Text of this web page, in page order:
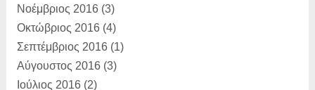
Νοέμβριος 2016(3)
Οκτώβριος 2016(4)
Σεπτέμβριος 2016(1)
Αύγουστος 2016(3)
Ιούλιος 2016(2)